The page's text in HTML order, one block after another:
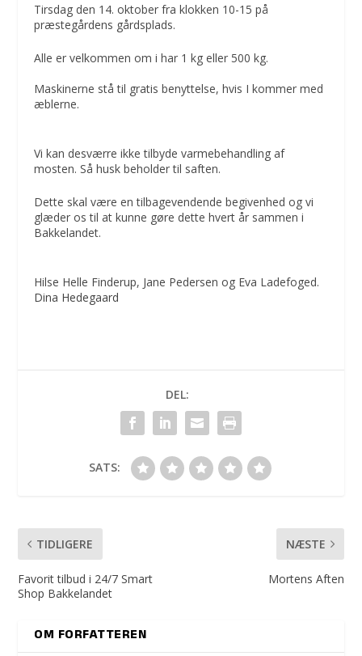
Tirsdag den 14. oktober fra klokken 10-15 på
præstegårdens gårdsplads.
Alle er velkommen om i har 1 kg eller 500 kg.
Maskinerne stå til gratis benyttelse, hvis I kommer med
æblerne.
Vi kan desværre ikke tilbyde varmebehandling af
mosten. Så husk beholder til saften.
Dette skal være en tilbagevendende begivenhed og vi
glæder os til at kunne gøre dette hvert år sammen i
Bakkelandet.
Hilse Helle Finderup, Jane Pedersen og Eva Ladefoged.
Dina Hedegaard
DEL:
SATS:
TIDLIGERE
Favorit tilbud i 24/7 Smart
Shop Bakkelandet
NÆSTE
Mortens Aften
OM FORFATTEREN